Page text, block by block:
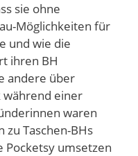
sie ohne
Möglichkeiten für
und wie die
ihren BH
andere über
während einer
waren
zu Taschen-BHs
umsetzen